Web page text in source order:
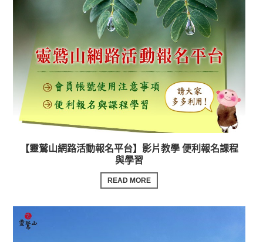
【靈鷲山網路活動報名平台】影片教學 便利報名課程
與學習
READ MORE